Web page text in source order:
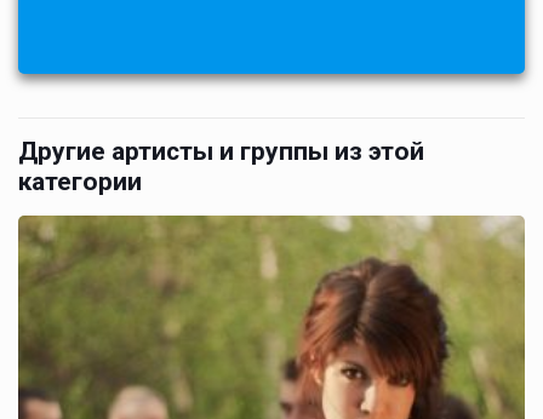
Другие артисты и группы из этой
категории